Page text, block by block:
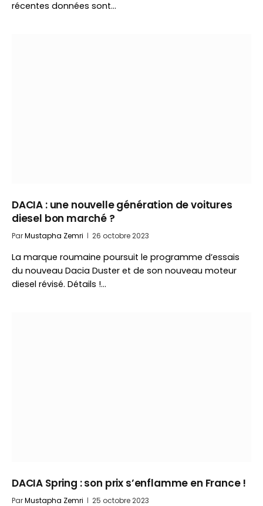
récentes données sont…
DACIA : une nouvelle génération de voitures
diesel bon marché ?
ParMustapha Zemri 26 octobre 2023
La marque roumaine poursuit le programme d’essais
du nouveau Dacia Duster et de son nouveau moteur
diesel révisé. Détails !…
DACIA Spring : son prix s’enflamme en France !
ParMustapha Zemri 25 octobre 2023